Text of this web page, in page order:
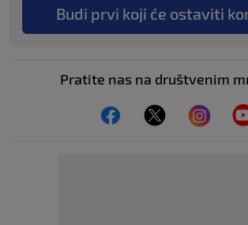
Budi prvi koji će ostaviti
Pratite nas na društvenim